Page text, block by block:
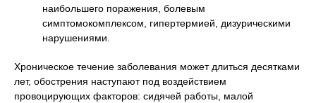
наибольшего поражения, болевым
симптомокомплексом, гипертермией, дизурическими
нарушениями.
Хроническое течение заболевания может длиться десятками
лет, обострения наступают под воздействием
провоцирующих факторов: сидячей работы, малой